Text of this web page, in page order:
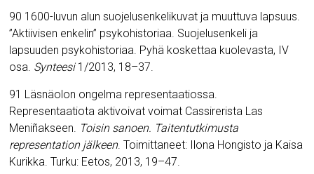
90 1600-luvun alun suojelusenkelikuvat ja muuttuva lapsuus.
”Aktiivisen enkelin” psykohistoriaa. Suojelusenkeli ja
lapsuuden psykohistoriaa. Pyhä koskettaa kuolevasta, IV
osa. Synteesi1/2013, 18–37.
91 Läsnäolon ongelma representaatiossa.
Representaatiota aktivoivat voimat Cassirerista Las
Meniñakseen. Toisin sanoen. Taitentutkimusta
representation jälkeen. Toimittaneet: Ilona Hongisto ja Kaisa
Kurikka.Turku: Eetos, 2013, 19–47.